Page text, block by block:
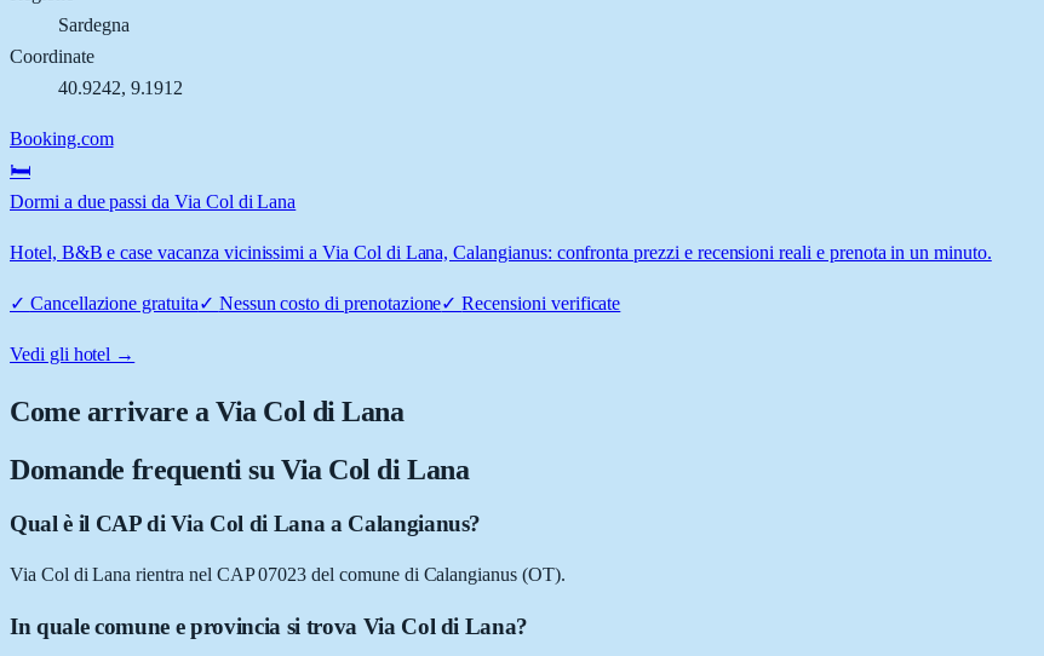
Sardegna
Coordinate
40.9242, 9.1912
Booking.com
🛏️
Dormi a due passi da Via Col di Lana
Hotel, B&B e case vacanza vicinissimi a Via Col di Lana, Calangianus: confronta prezzi e recensioni reali e prenota in un minuto.
✓ Cancellazione gratuita✓ Nessun costo di prenotazione✓Recensioni verificate
Vedi gli hotel →
Come arrivare aVia Col di Lana
Domande frequenti su Via Col di Lana
Qual è il CAP di Via Col di Lana a Calangianus?
Via Col di Lana rientra nel CAP 07023 del comune di Calangianus (OT).
In quale comune e provincia si trova Via Col di Lana?